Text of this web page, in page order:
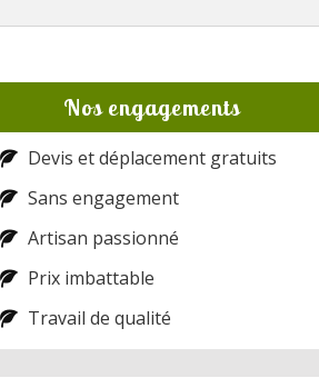
Nos engagements
Devis et déplacement gratuits
Sans engagement
Artisan passionné
Prix imbattable
Travail de qualité